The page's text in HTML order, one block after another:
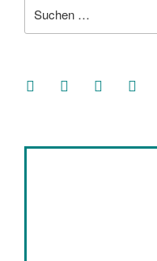
nach:
facebooksoundcloud
twitter